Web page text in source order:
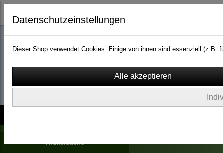
wassergarten-
Artikelsuche
Datenschutzeinstellungen
Dieser Shop verwendet Cookies. Einige von ihnen sind essenziell (z.B.